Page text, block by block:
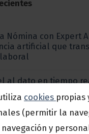
Nómina con Expert
artificial que
al dato en tiempo
de procesos ya
la pyme española
de Sociedades:
cookies propias
(permitir la
y